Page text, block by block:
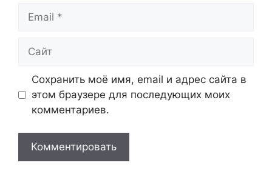
Сохранить моё имя, email и адрес сайта в
этом браузере для последующих моих
комментариев.